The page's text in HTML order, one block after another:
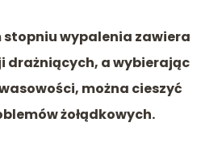
stopniu wypalenia zawiera
drażniących, a wybierając
można cieszyć
żołądkowych.